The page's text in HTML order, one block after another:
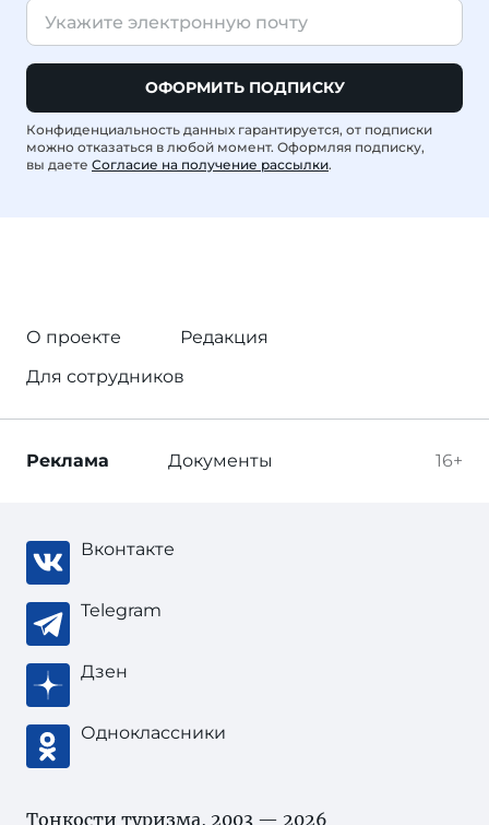
ОФОРМИТЬ ПОДПИСКУ
Конфиденциальность данных гарантируется, от подписки
можно отказаться в любой момент. Оформляя подписку,
вы даете Согласие на получение рассылки.
О проекте
Редакция
Для сотрудников
16+
Реклама Документы
Вконтакте
Telegram
Дзен
Одноклассники
Тонкости туризма, 2003 — 2026